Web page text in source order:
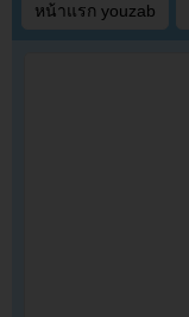
หน้าแรก youzab